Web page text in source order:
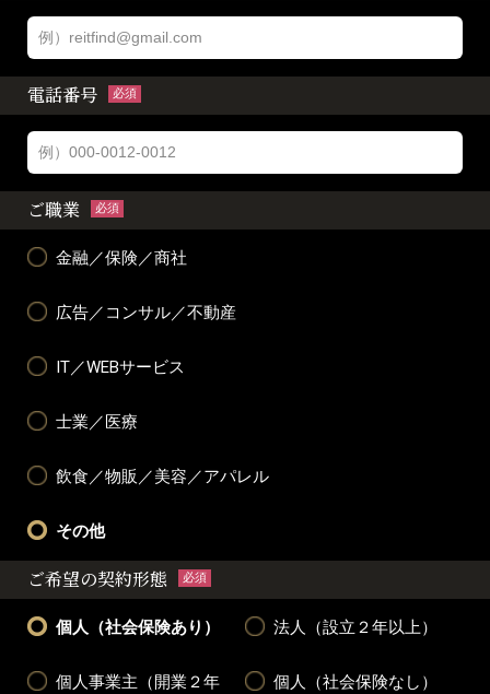
電話番号 必須
ご職業 必須
金融／保険／商社
広告／コンサル／不動産
IT／WEBサービス
士業／医療
飲食／物販／美容／アパレル
その他
ご希望の契約形態 必須
個人（社会保険あり） 法人（設立２年以上）
個人事業主（開業２年
個人（社会保険なし）